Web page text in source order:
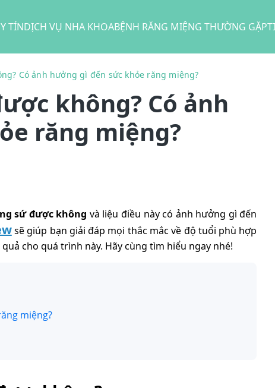
TÍNDỊCH VỤ NHA KHOABỆNH RĂNG MIỆNG THƯỜNG GẶP
Có ảnh hưởng gì đến sức khỏe răng miệng?
không? Có ảnh
răng miệng?
sứ được không và liệu điều này có ảnh hưởng gì đến
sẽ giúp bạn giải đáp mọi thắc mắc về độ tuổi phù hợp
cho quá trình này. Hãy cùng tìm hiểu ngay nhé!
miệng?